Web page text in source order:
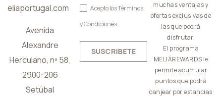
eliaportugal.com
Avenida
Alexandre
Herculano, nº 58,
2900-206
Setúbal
Acepto losTérminos
y Condiciones
SUSCRIBETE
muchas ventajas y
ofertas exclusivas de
las que podrá
disfrutar.
El programa
MELIÁREWARDS le
permite acumular
puntos que podrá
canjear por estancias